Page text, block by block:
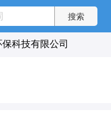
科技有限公司